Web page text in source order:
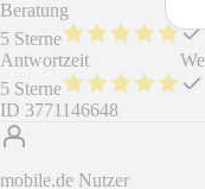
Beratung
5 Sterne
Antwortzeit
5 Sterne
ID 3771146648
mobile.de Nutzer